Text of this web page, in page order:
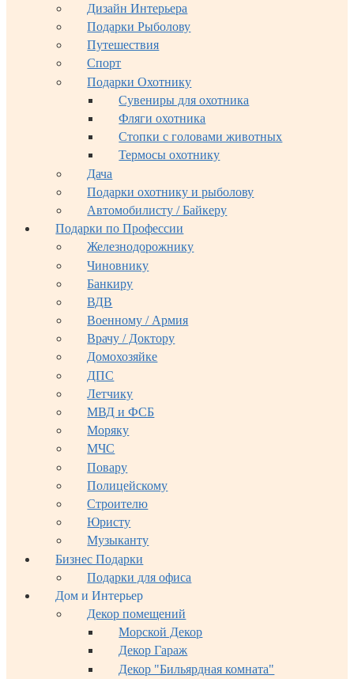
Дизайн Интерьера
Подарки Рыболову
Путешествия
Спорт
Подарки Охотнику
Сувениры для охотника
Фляги охотника
Стопки с головами животных
Термосы охотнику
Дача
Подарки охотнику и рыболову
Автомобилисту / Байкеру
Подарки по Профессии
Железнодорожнику
Чиновнику
Банкиру
ВДВ
Военному / Армия
Врачу / Доктору
Домохозяйке
ДПС
Летчику
МВД и ФСБ
Моряку
МЧС
Повару
Полицейскому
Строителю
Юристу
Музыканту
Бизнес Подарки
Подарки для офиса
Дом и Интерьер
Декор помещений
Морской Декор
Декор Гараж
Декор "Бильярдная комната"